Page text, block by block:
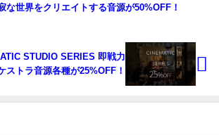
な世界をクリエイトする音源が50%OFF！
STUDIO SERIES 即戦力
ストラ音源各種が25%OFF！